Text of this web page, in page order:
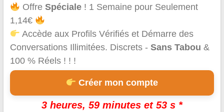
OffreSpéciale ! 1 Semaine pour Seulement
1,14€
Accède aux Profils Vérifiés et Démarre des
Conversations Illimitées. Discrets - Sans Tabou &
100 % Réels ! ! !
Créer mon compte
3 heures, 59 minutes et 53 s *